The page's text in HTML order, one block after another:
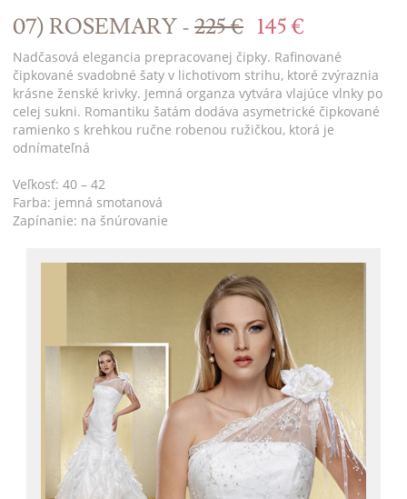
07) ROSEMARY -225 € 145 €
Nadčasová elegancia prepracovanej čipky. Rafinované
čipkované svadobné šaty v lichotivom strihu, ktoré zvýraznia
krásne ženské krivky. Jemná organza vytvára vlajúce vlnky po
celej sukni. Romantiku šatám dodáva asymetrické čipkované
ramienko s krehkou ručne robenou ružičkou, ktorá je
odnímateľná
Veľkosť: 40 – 42
Farba: jemná smotanová
Zapínanie: na šnúrovanie